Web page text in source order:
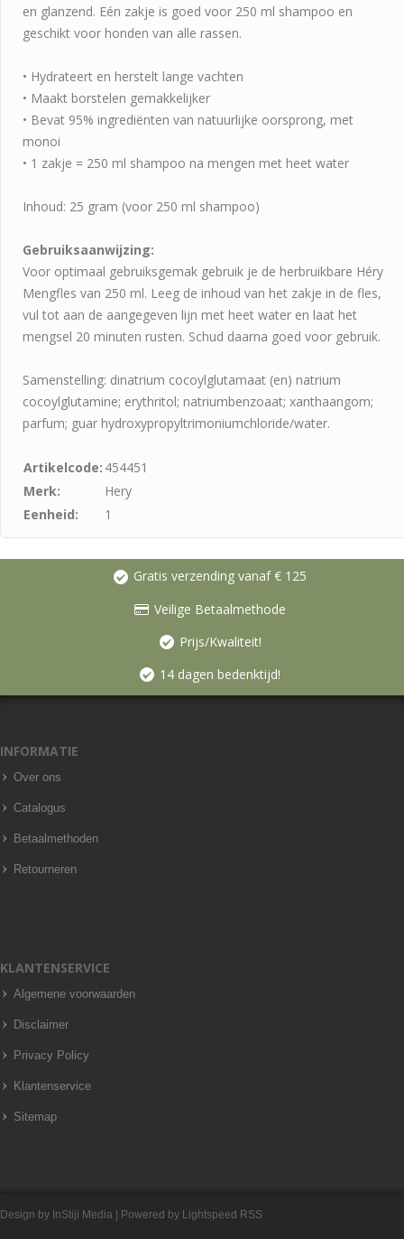
en glanzend. Eén zakje is goed voor 250 ml shampoo en
geschikt voor honden van alle rassen.
• Hydrateert en herstelt lange vachten
• Maakt borstelen gemakkelijker
• Bevat 95% ingrediënten van natuurlijke oorsprong, met
monoi
• 1 zakje = 250 ml shampoo na mengen met heet water
Inhoud: 25 gram (voor 250 ml shampoo)
Gebruiksaanwijzing:
Voor optimaal gebruiksgemak gebruik je de herbruikbare Héry
Mengfles van 250 ml. Leeg de inhoud van het zakje in de fles,
vul tot aan de aangegeven lijn met heet water en laat het
mengsel 20 minuten rusten. Schud daarna goed voor gebruik.
Samenstelling: dinatrium cocoylglutamaat (en) natrium
cocoylglutamine; erythritol; natriumbenzoaat; xanthaangom;
parfum; guar hydroxypropyltrimoniumchloride/water.
Artikelcode: 454451
Merk:
Hery
Eenheid:
1
Gratis verzending vanaf € 125
Veilige Betaalmethode
Prijs/Kwaliteit!
14 dagen bedenktijd!
INFORMATIE
Over ons
Catalogus
Betaalmethoden
Retourneren
KLANTENSERVICE
Algemene voorwaarden
Disclaimer
Privacy Policy
Klantenservice
Sitemap
Design by InStijl Media | Powered by Lightspeed RSS